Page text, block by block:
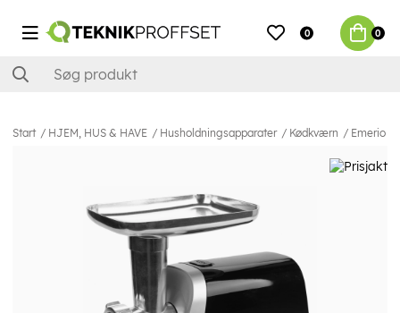
0 0
Start HJEM, HUS & HAVE Husholdningsapparater Kødkværn Emerio